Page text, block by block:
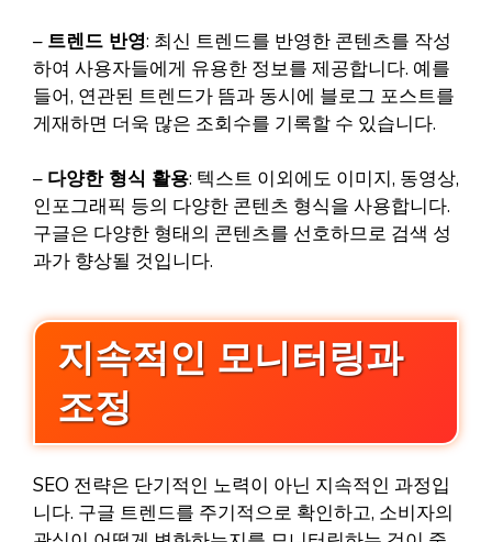
– 트렌드 반영: 최신 트렌드를 반영한 콘텐츠를 작성
하여 사용자들에게 유용한 정보를 제공합니다. 예를
들어, 연관된 트렌드가 뜸과 동시에 블로그 포스트를
게재하면 더욱 많은 조회수를 기록할 수 있습니다.
– 다양한 형식 활용: 텍스트 이외에도 이미지, 동영상,
인포그래픽 등의 다양한 콘텐츠 형식을 사용합니다.
구글은 다양한 형태의 콘텐츠를 선호하므로 검색 성
과가 향상될 것입니다.
지속적인 모니터링과
조정
SEO 전략은 단기적인 노력이 아닌 지속적인 과정입
니다. 구글 트렌드를 주기적으로 확인하고, 소비자의